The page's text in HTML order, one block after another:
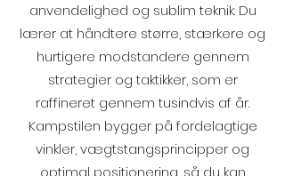
anvendelighed og sublim teknik. Du
lærer at håndtere større, stærkere og
hurtigere modstandere gennem
strategier og taktikker, som er
raffineret gennem tusindvis af år.
Kampstilen bygger på fordelagtige
vinkler, vægtstangsprincipper og
optimal positionering, så du kan